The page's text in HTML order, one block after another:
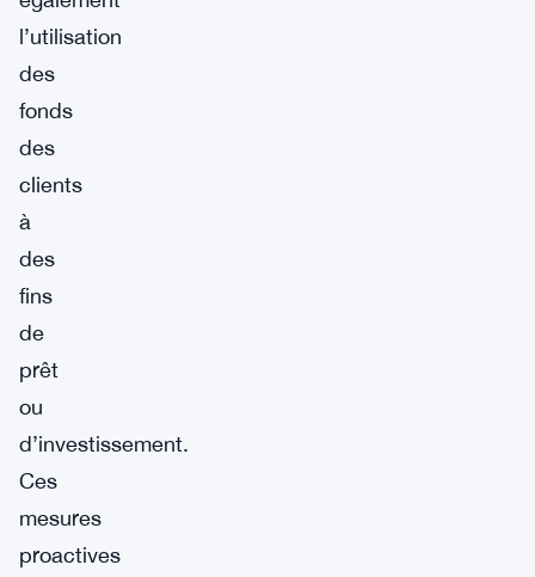
l’utilisation
des
fonds
des
clients
à
des
fins
de
prêt
ou
d’investissement.
Ces
mesures
proactives